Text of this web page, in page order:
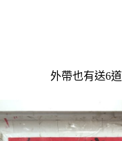
外帶也有送6